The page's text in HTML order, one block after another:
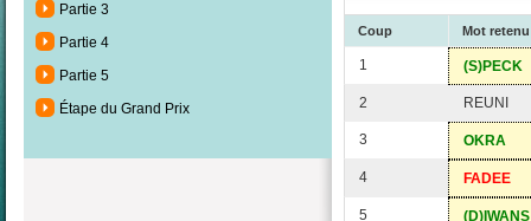
Partie 3
Partie 4
Partie 5
Étape du Grand Prix
Coup Mot retenu
1 (S)PECK
2 REUNI
3 OKRA
4 FADEE
5 (D)IWANS